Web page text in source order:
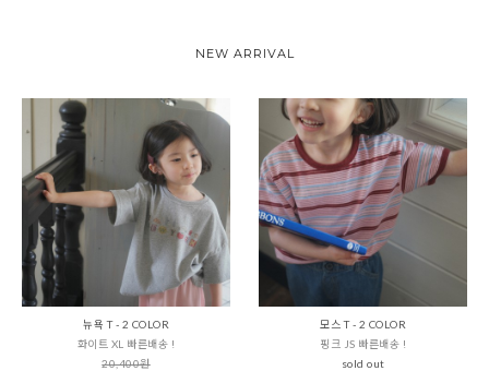
NEW ARRIVAL
뉴욕 T - 2 COLOR
화이트 XL 빠른배송 !
20,400원
모스 T - 2 COLOR
핑크 JS 빠른배송 !
sold out